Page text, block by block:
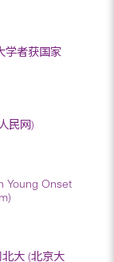
学者获国家
民网)
Young Onset
大 (北京大